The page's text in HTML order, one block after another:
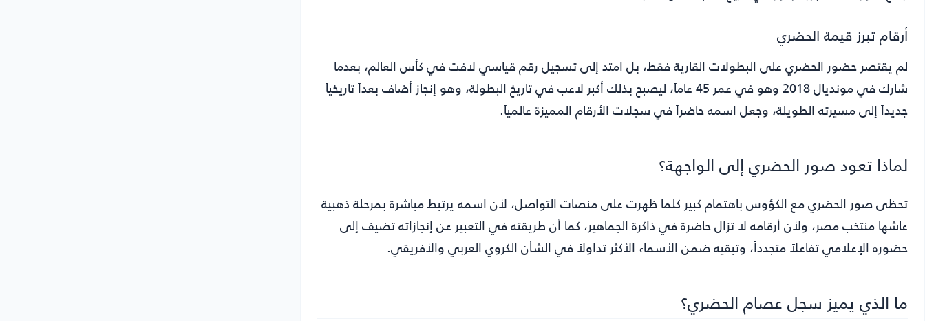
أرقام تبرز قيمة الحضري
لم يقتصر حضور الحضري على البطولات القارية فقط، بل امتد إلى تسجيل رقم قياسي لافت في كأس العالم، بعدما
شارك في مونديال 2018 وهو في عمر 45 عاماً، ليصبح بذلك أكبر لاعب في تاريخ البطولة، وهو إنجاز أضاف بعداً تاريخياً
جديداً إلى مسيرته الطويلة، وجعل اسمه حاضراً في سجلات الأرقام المميزة عالمياً.
لماذا تعود صور الحضري إلى الواجهة؟
تحظى صور الحضري مع الكؤوس باهتمام كبير كلما ظهرت على منصات التواصل، لأن اسمه يرتبط مباشرة بمرحلة ذهبية
عاشها منتخب مصر، ولأن أرقامه لا تزال حاضرة في ذاكرة الجماهير، كما أن طريقته في التعبير عن إنجازاته تضيف إلى
حضوره الإعلامي تفاعلاً متجدداً، وتبقيه ضمن الأسماء الأكثر تداولاً في الشأن الكروي العربي والأفريقي.
ما الذي يميز سجل عصام الحضري؟